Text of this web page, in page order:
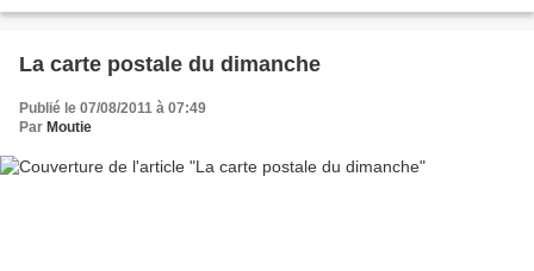
La carte postale du dimanche
Publié le 07/08/2011 à 07:49
Par Moutie